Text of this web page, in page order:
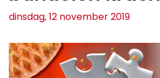
dinsdag, 12 november 2019